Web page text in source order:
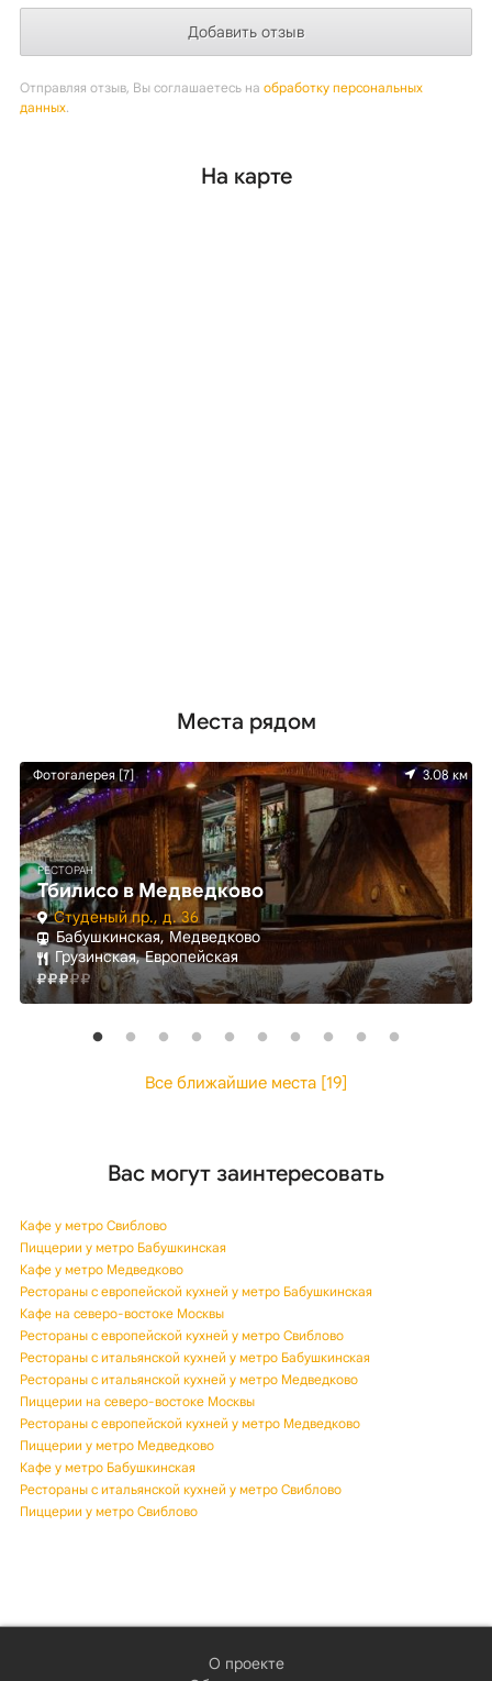
Отправляя отзыв, Вы соглашаетесь на обработку персональных
данных.
На карте
Места рядом
Фотогалерея [7] 3.08 км
РЕСТОРАН
Тбилисо в Медведково
Студеный пр., д. 36
Бабушкинская, Медведково
Грузинская, Европейская
Все ближайшие места [19]
Вас могут заинтересовать
Кафе у метро Свиблово
Пиццерии у метро Бабушкинская
Кафе у метро Медведково
Рестораны с европейской кухней у метро Бабушкинская
Кафе на северо-востоке Москвы
Рестораны с европейской кухней у метро Свиблово
Рестораны с итальянской кухней у метро Бабушкинская
Рестораны с итальянской кухней у метро Медведково
Пиццерии на северо-востоке Москвы
Рестораны с европейской кухней у метро Медведково
Пиццерии у метро Медведково
Кафе у метро Бабушкинская
Рестораны с итальянской кухней у метро Свиблово
Пиццерии у метро Свиблово
О проекте